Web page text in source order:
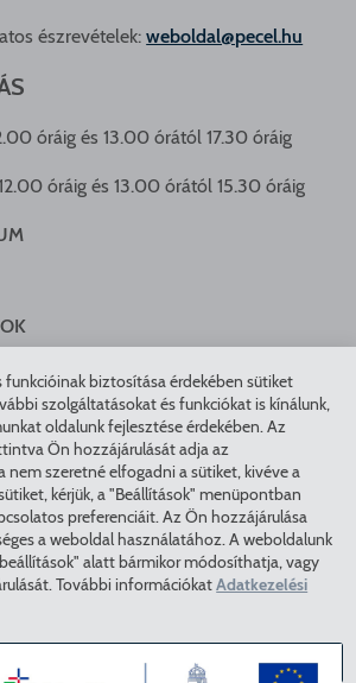
észrevételek:weboldal@pecel.hu
óráig és 13.00 órától 17.30 óráig
óráig és 13.00 órától 15.30 óráig
funkcióinak biztosítása érdekében sütiket
szolgáltatásokat és funkciókat is kínálunk,
oldalunk fejlesztése érdekében. Az
Ön hozzájárulását adja az
szeretné elfogadni a sütiket, kivéve a
kérjük, a "Beállítások" menüpontban
preferenciáit. Az Ön hozzájárulása
a weboldal használatához. A weboldalunk
alatt bármikor módosíthatja, vagy
További információkatAdatkezelési